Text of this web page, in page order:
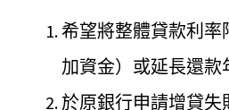
希望將整體貸款利
加資金）或延長還款
於原銀行申請增貸